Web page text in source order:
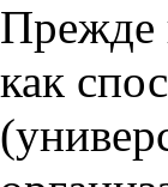
Прежде
как